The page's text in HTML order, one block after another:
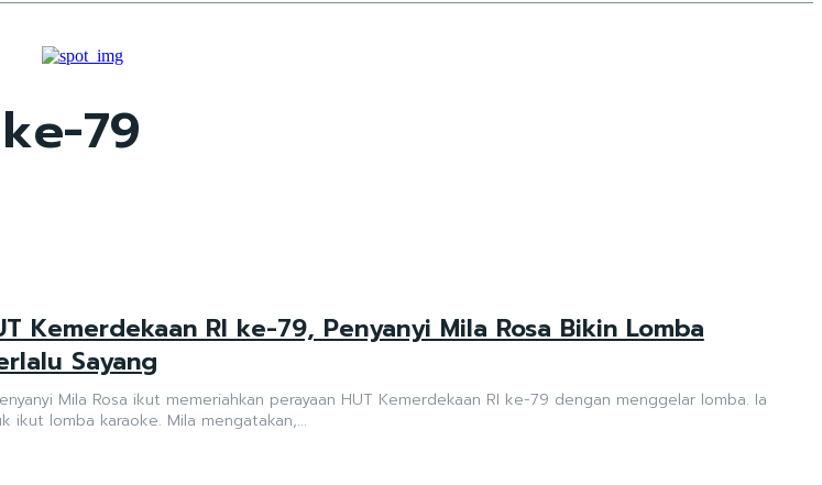
79
Kemerdekaan RI ke-79, Penyanyi Mila Rosa Bikin Lomba
Sayang
Mila Rosa ikut memeriahkan perayaan HUT Kemerdekaan RI ke-79 dengan menggelar lomba. Ia
mengajak masyarakat untuk ikut lomba karaoke. Mila mengatakan,...